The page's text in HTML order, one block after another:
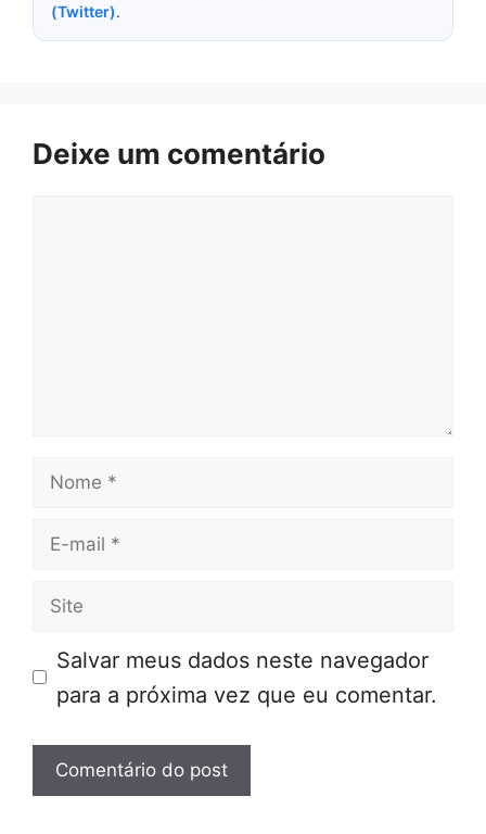
(Twitter).
Deixe um comentário
Nome
E-
Site
Salvar meus dados neste navegador
para a próxima vez que eu comentar.